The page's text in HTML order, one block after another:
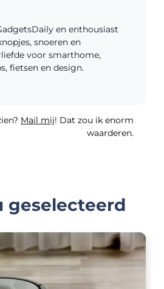
en enthousiast
snoeren en
voor smarthome,
fietsen en design.
Mail mij! Dat zou ik enorm
waarderen.
geselecteerd